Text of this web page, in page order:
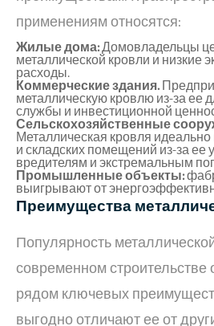
применениям относятся:
Жилые дома:Домовладельцы
металлической кровли и низкие
расходы.
Коммерческие здания.
металлическую кровлю из-за ее
службы и инвестиционной
Сельскохозяйственные
Металлическая кровля
и складских помещений из-за ее
вредителям и экстремальным
Промышленные объекты:
выигрывают от
Преимущества
Популярность
современном строительстве
рядом ключевых
выгодно отличают ее от